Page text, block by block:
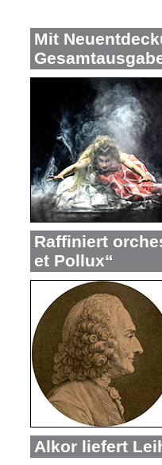
Mit
Raffiniert
et Pollux“
Alkor liefert